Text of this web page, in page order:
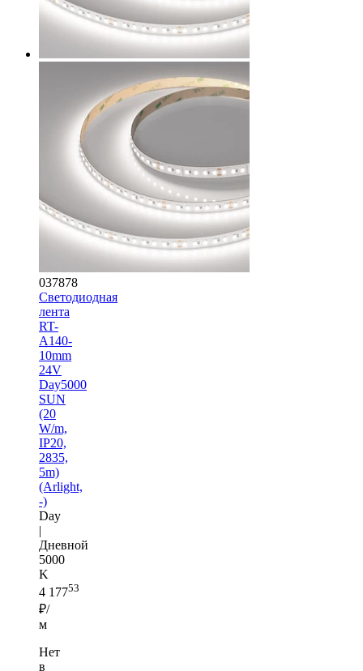
037878
Светодиодная
лента
RT-
A140-
10mm
24V
Day5000
SUN
(20
W/m,
IP20,
2835,
5m)
(Arlight,
-)
Day
|
Дневной
5000
K
4 17753
₽/
м
Нет
в